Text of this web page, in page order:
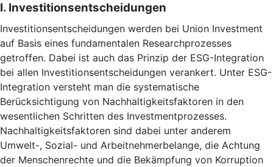
I. Investitionsentscheidungen
Investitionsentscheidungen werden bei Union Investment
auf Basis eines fundamentalen Researchprozesses
getroffen. Dabei ist auch das Prinzip der ESG-Integration
bei allen Investitionsentscheidungen verankert. Unter ESG-
Integration versteht man die systematische
Berücksichtigung von Nachhaltigkeitsfaktoren in den
wesentlichen Schritten des Investmentprozesses.
Nachhaltigkeitsfaktoren sind dabei unter anderem
Umwelt-, Sozial- und Arbeitnehmerbelange, die Achtung
der Menschenrechte und die Bekämpfung von Korruption